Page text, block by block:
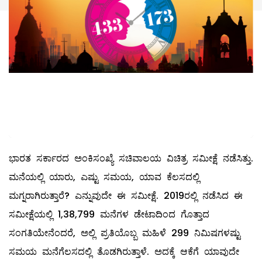
ಭಾರತ ಸರ್ಕಾರದ ಅಂಕಿಸಂಖ್ಯೆ ಸಚಿವಾಲಯ ವಿಚಿತ್ರ ಸಮೀಕ್ಷೆ ನಡೆಸಿತ್ತು.
ಮನೆಯಲ್ಲಿ ಯಾರು, ಎಷ್ಟು ಸಮಯ, ಯಾವ ಕೆಲಸದಲ್ಲಿ
ಮಗ್ನರಾಗಿರುತ್ತಾರೆ? ಎನ್ನುವುದೇ ಈ ಸಮೀಕ್ಷೆ. 2019ರಲ್ಲಿ ನಡೆಸಿದ ಈ
ಸಮೀಕ್ಷೆಯಲ್ಲಿ 1,38,799 ಮನೆಗಳ ಡೇಟಾದಿಂದ ಗೊತ್ತಾದ
ಸಂಗತಿಯೇನೆಂದರೆ, ಅಲ್ಲಿ ಪ್ರತಿಯೊಬ್ಬ ಮಹಿಳೆ 299 ನಿಮಿಷಗಳಷ್ಟು
ಸಮಯ ಮನೆಗೆಲಸದಲ್ಲಿ ತೊಡಗಿರುತ್ತಾಳೆ. ಅದಕ್ಕೆ ಆಕೆಗೆ ಯಾವುದೇ